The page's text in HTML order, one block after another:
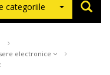
categoriile
electronice